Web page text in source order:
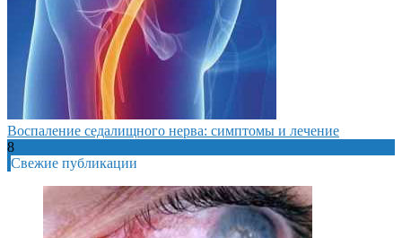
Воспаление седалищного нерва: симптомы и лечение
8
Свежие публикации